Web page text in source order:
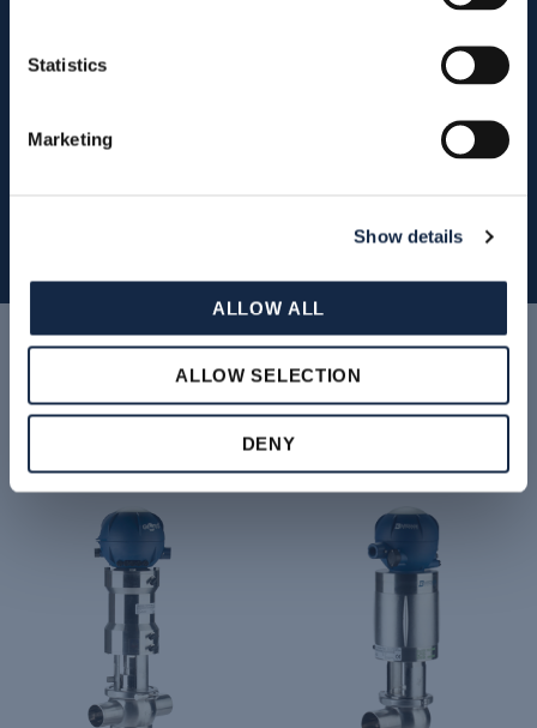
Statistics
Marketing
Show details
ALLOW ALL
ALLOW SELECTION
DENY
Наши продукты